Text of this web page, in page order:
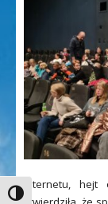
Toggle High
internetu, hejt